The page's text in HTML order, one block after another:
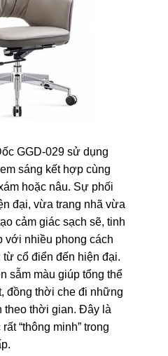
GGD-029 sử dụng
sáng kết hợp cùng
hoặc nâu. Sự phối
đại, vừa trang nhã vừa
cảm giác sạch sẽ, tinh
với nhiều phong cách
cổ điển đến hiện đại.
sẫm màu giúp tổng thể
đồng thời che đi những
theo thời gian. Đây là
“thông minh” trong